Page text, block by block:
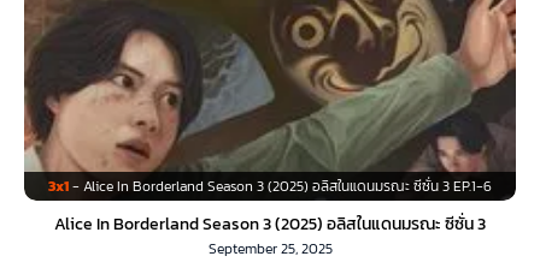
3x1- Alice In Borderland Season 3 (2025) อลิสในแดนมรณะ ซีซั่น 3 EP.1-6
Alice In Borderland Season 3 (2025) อลิสในแดนมรณะ ซีซั่น 3
September 25, 2025